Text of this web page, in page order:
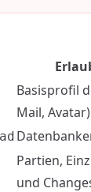
Basisprofil
Mail, Avatar)
Partien,
und